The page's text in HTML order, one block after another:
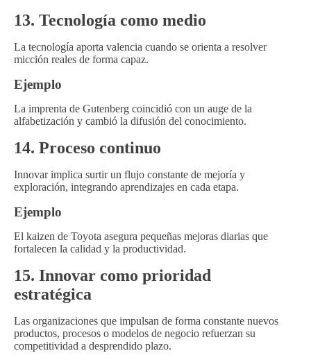
13. Tecnología como medio
La tecnología aporta valencia cuando se orienta a resolver
micción reales de forma capaz.
Ejemplo
La imprenta de Gutenberg coincidió con un auge de la
alfabetización y cambió la difusión del conocimiento.
14. Proceso continuo
Innovar implica surtir un flujo constante de mejoría y
exploración, integrando aprendizajes en cada etapa.
Ejemplo
El kaizen de Toyota asegura pequeñas mejoras diarias que
fortalecen la calidad y la productividad.
15. Innovar como prioridad
estratégica
Las organizaciones que impulsan de forma constante nuevos
productos, procesos o modelos de negocio refuerzan su
competitividad a desprendido plazo.